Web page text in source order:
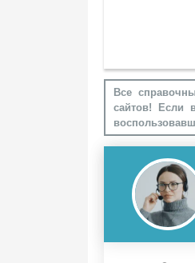
Все
сайтов! Если